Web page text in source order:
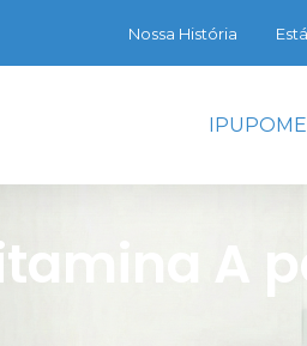
Nossa História
A